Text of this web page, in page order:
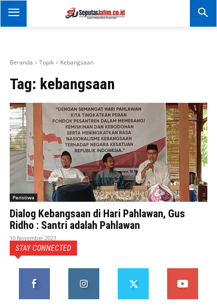
SEPUTAR JATIM
Portal Informasi Dan
Beranda Topik Kebangsaan
Tag: kebangsaan
Peristiwa
Dialog Kebangsaan di Hari Pahlawan, Gus
Ridho : Santri adalah Pahlawan
10 November 2023
STAY CONNECTED